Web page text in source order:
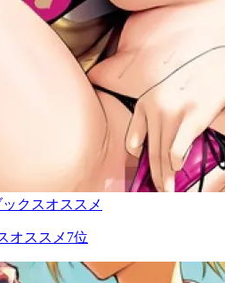
クスオススメ
オススメ7位